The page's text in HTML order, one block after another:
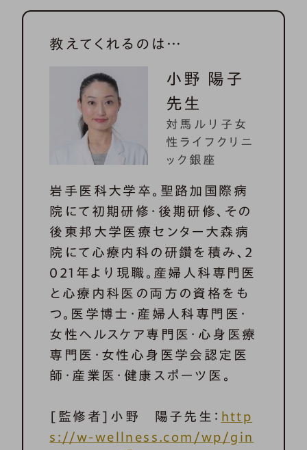
教えてくれるのは…
小野 陽子
先生
対馬ルリ子女
性ライフクリニ
ック銀座
岩手医科大学卒。聖路加国際病
院にて初期研修・後期研修、その
後東邦大学医療センター大森病
院にて心療内科の研鑽を積み、2
021年より現職。産婦人科専門医
と心療内科医の両方の資格をも
つ。医学博士・産婦人科専門医・
女性ヘルスケア専門医・心身医療
専門医・女性心身医学会認定医
師・産業医・健康スポーツ医。
[監修者]小野 陽子先生： http
s://w-wellness.com/wp/gin